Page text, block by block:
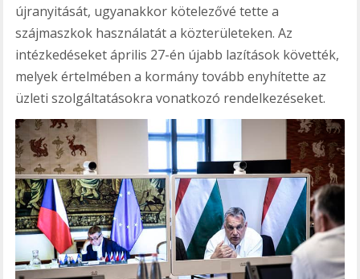
újranyitását, ugyanakkor kötelezővé tette a
szájmaszkok használatát a közterületeken. Az
intézkedéseket április 27-én újabb lazítások követték,
melyek értelmében a kormány tovább enyhítette az
üzleti szolgáltatásokra vonatkozó rendelkezéseket.